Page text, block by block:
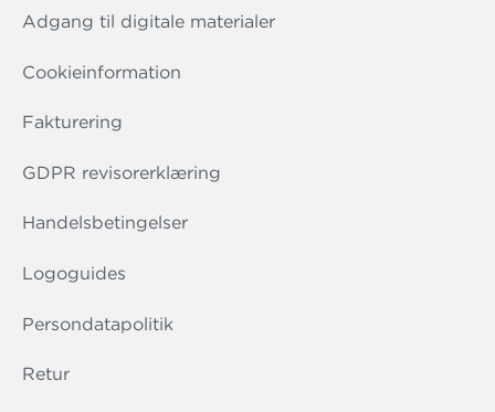
Adgang til digitale materialer
Cookieinformation
Fakturering
GDPR revisorerklæring
Handelsbetingelser
Logoguides
Persondatapolitik
Retur